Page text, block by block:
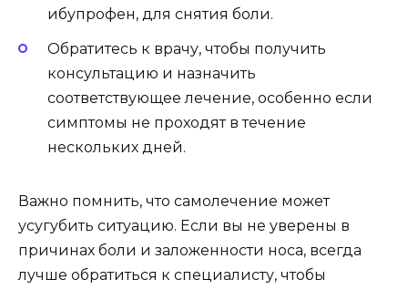
ибупрофен, для снятия боли.
Обратитесь к врачу, чтобы получить
консультацию и назначить
соответствующее лечение, особенно если
симптомы не проходят в течение
нескольких дней.
Важно помнить, что самолечение может
усугубить ситуацию. Если вы не уверены в
причинах боли и заложенности носа, всегда
лучше обратиться к специалисту, чтобы